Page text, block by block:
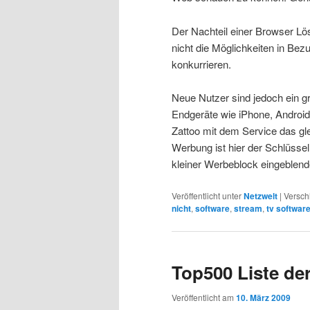
Der Nachteil einer Browser
nicht die Möglichkeiten in
konkurrieren.
Neue Nutzer sind jedoch ein
Endgeräte wie iPhone,
Zattoo mit dem Service das
Werbung ist hier der
kleiner Werbeblock
Veröffentlicht unterNetzwelt |
nicht, software, stream, tv software
Top500 Liste
Veröffentlicht am 10. März 2009